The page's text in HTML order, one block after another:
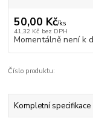
50,00 Kč/ks
41,32 Kč bez DPH
Momentálně není k
Číslo produktu:
Kompletní specifikace